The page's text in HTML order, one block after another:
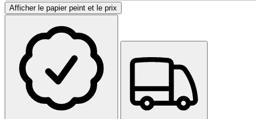
Afficher le papier peint et le prix